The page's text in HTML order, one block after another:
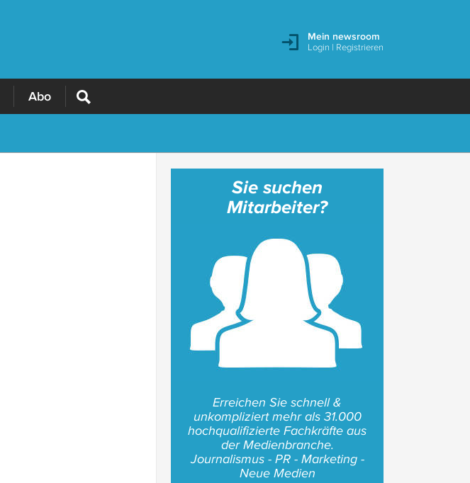
Mein newsroom
Login | Registrieren
Abo
Sie suchen
Mitarbeiter?
Erreichen Sie schnell &
unkompliziert mehr als 31.000
hochqualifizierte Fachkräfte aus
der Medienbranche.
Journalismus - PR - Marketing -
Neue Medien